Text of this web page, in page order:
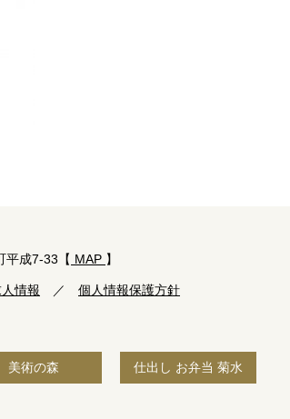
成7-33【 MAP 】
情報 ／ 個人情報保護方針
美術の森 仕出し お弁当 菊水